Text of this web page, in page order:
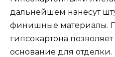
дальнейшем нанесут
финишные материалы.
гипсокартона
основание для отделки.